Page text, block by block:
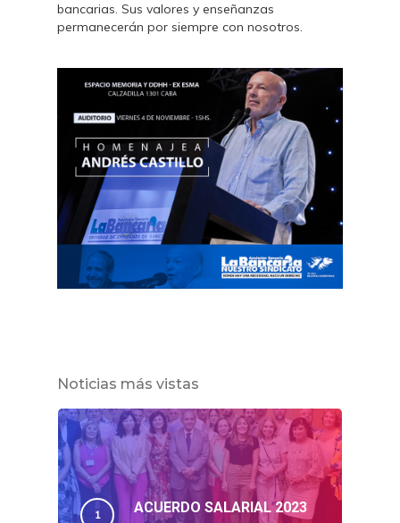
bancarias. Sus valores y enseñanzas
permanecerán por siempre con nosotros.
Noticias más vistas
ACUERDO SALARIAL 2023